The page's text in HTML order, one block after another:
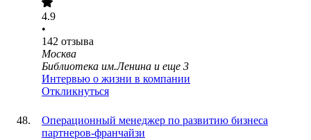
4.9
•
142 отзыва
Москва
Библиотека им.Ленина и еще 3
Интервью о жизни в компании
Откликнуться
Операционный менеджер по развитию бизнеса
партнеров-франчайзи